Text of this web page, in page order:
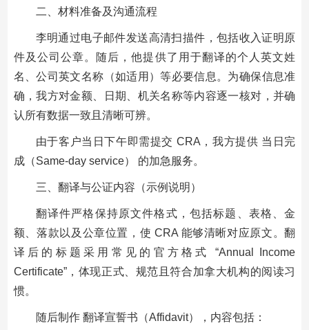
二、材料准备及沟通流程
李明通过电子邮件发送高清扫描件，包括收入证明原
件及公司公章。随后，他提供了用于翻译的个人英文姓
名、公司英文名称（如适用）等必要信息。为确保信息准
确，我方对金额、日期、机关名称等内容逐一核对，并确
认所有数据一致且清晰可辨。
由于客户当日下午即需提交 CRA，我方提供 当日完
成（Same-day service） 的加急服务。
三、翻译与公证内容（示例说明）
翻译件严格保持原文件格式，包括标题、表格、金
额、落款以及公章位置，使 CRA 能够清晰对应原文。翻
译后的标题采用常见的官方格式 “Annual Income
Certificate”，体现正式、规范且符合加拿大机构的阅读习
惯。
随后制作 翻译宣誓书（Affidavit），内容包括：